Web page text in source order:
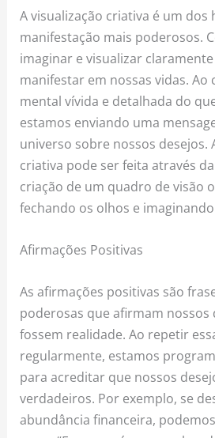
A visualização criativa é um dos
manifestação mais poderosos.
imaginar e visualizar
manifestar em nossas vidas. Ao
mental vívida e detalhada do
estamos enviando uma
universo sobre nossos desejos.
criativa pode ser feita através
criação de um quadro de visão
fechando os olhos e
Afirmações Positivas
As afirmações positivas são
poderosas que afirmam nossos
fossem realidade. Ao repetir
regularmente, estamos
para acreditar que nossos
verdadeiros. Por exemplo, se
abundância financeira,